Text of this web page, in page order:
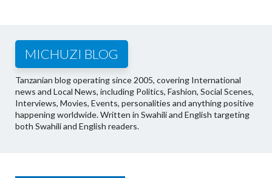
MICHUZI BLOG
Tanzanian blog operating since 2005, covering International
news and Local News, including Politics, Fashion, Social Scenes,
Interviews, Movies, Events, personalities and anything positive
happening worldwide. Written in Swahili and English targeting
both Swahili and English readers.